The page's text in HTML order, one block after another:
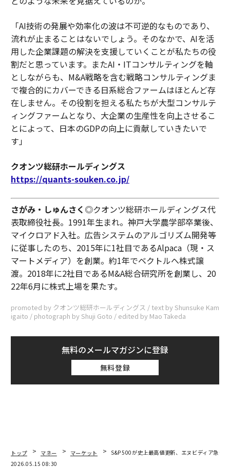
「AI技術の発展や効率化の波は不可逆的なものであり、
流れが止まることはないでしょう。そのなかで、AIを活
用した企業課題の解決を支援していくことが私たちの役
割だと思っています。またAI・ITコンサルティングを軸
としながらも、M&A戦略を含む戦略コンサルティングま
で複合的にカバーできる日系総合ファームはほとんど存
在しません。その役割を担える私たちが大型コンサルテ
ィングファームとなり、大企業の生産性を向上させるこ
とによって、日本のGDPの向上に貢献していきたいで
す」
クオンツ総研ホールディングス
https://quants-souken.co.jp/
さがみ・しゅんさく ◎クオンツ総研ホールディングス代
表取締役社長。1991年生まれ。神戸大学農学部卒業後、
マイクロアド入社。広告システムのアルゴリズム開発等
に従事したのち、2015年に1社目であるAlpaca（現・ス
マートメディア）を創業。約1年でベクトルへ株式譲
渡。2018年に2社目であるM&A総合研究所を創業し、20
22年6月に株式上場を果たす。
promoted by クオンツ総研ホールディングス / text by Shunsuke Kam
igaito / photograph by Shuji Goto / edited by Mao Takeda
無料のメールマガジンに登録
無料登録
トップ マネー マーケット
S&P500が史上最高値更新、エヌビディア急伸
2026.05.15 08:30